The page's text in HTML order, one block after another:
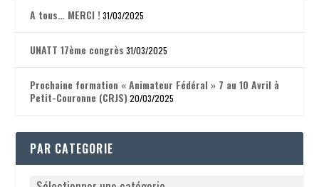
A tous… MERCI ! 31/03/2025
UNATT 17ème congrès 31/03/2025
Prochaine formation « Animateur Fédéral » 7 au 10 Avril à
Petit-Couronne (CRJS) 20/03/2025
PAR CATEGORIE